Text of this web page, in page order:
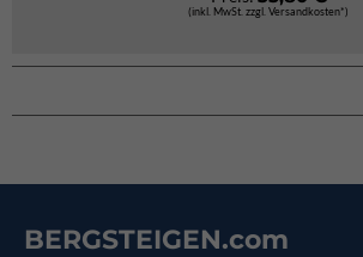
(inkl. MwSt. zzgl. Versandkosten*)
BERGSTEIGEN.com